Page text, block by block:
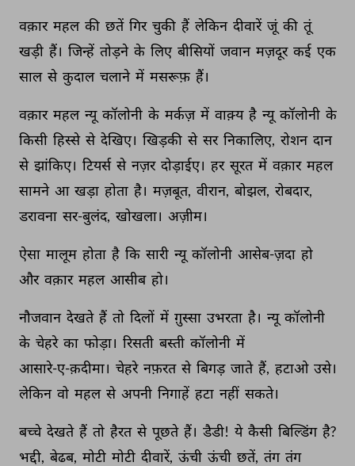
वक़ार महल की छतें गिर चुकी हैं लेकिन दीवारें जूं की तूं
खड़ी हैं। जिन्हें तोड़ने के लिए बीसियों जवान मज़दूर कई एक
साल से कुदाल चलाने में मसरूफ़ हैं।
वक़ार महल न्यू कॉलोनी के मर्कज़ में वाक़्य है न्यू कॉलोनी के
किसी हिस्से से देखिए। खिड़की से सर निकालिए, रोशन दान
से झांकिए। टियर्स से नज़र दोड़ाईए। हर सूरत में वक़ार महल
सामने आ खड़ा होता है। मज़बूत, वीरान, बोझल, रोबदार,
डरावना सर-बुलंद, खोखला। अज़ीम।
ऐसा मालूम होता है कि सारी न्यू कॉलोनी आसेब-ज़दा हो
और वक़ार महल आसीब हो।
नौजवान देखते हैं तो दिलों में ग़ुस्सा उभरता है। न्यू कॉलोनी
के चेहरे का फोड़ा। रिसती बस्ती कॉलोनी में
आसारे-ए-क़दीमा। चेहरे नफ़रत से बिगड़ जाते हैं, हटाओ उसे।
लेकिन वो महल से अपनी निगाहें हटा नहीं सकते।
बच्चे देखते हैं तो हैरत से पूछते हैं। डैडी! ये कैसी बिल्डिंग है?
भद्दी, बेढब, मोटी मोटी दीवारें, ऊंची ऊंची छतें, तंग तंग